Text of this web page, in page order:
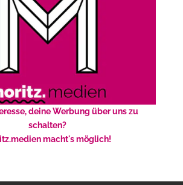
deine Werbung über uns zu
schalten?
macht's möglich!